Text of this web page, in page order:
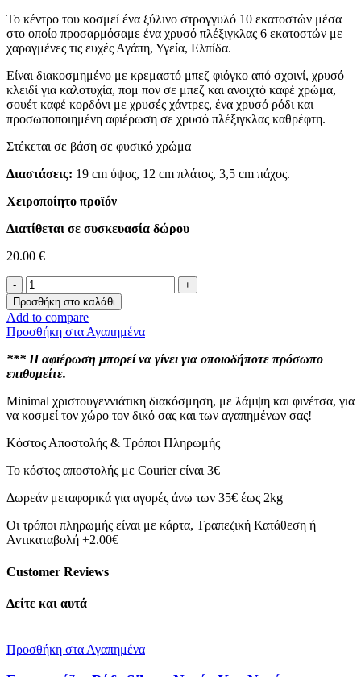
Το κέντρο του κοσμεί ένα ξύλινο στρογγυλό 10 εκατοστών μέσα
στο οποίο προσαρμόσαμε ένα χρυσό πλέξιγκλας 6 εκατοστών με
χαραγμένες τις ευχές Αγάπη, Υγεία, Ελπίδα.
Είναι διακοσμημένο με κρεμαστό μπεζ φιόγκο από σχοινί, χρυσό
κλειδί για καλοτυχία, πομ πον σε μπεζ και ανοιχτό καφέ χρώμα,
σουέτ καφέ κορδόνι με χρυσές χάντρες, ένα χρυσό ρόδι και
προσωποποιημένη αφιέρωση σε χρυσό πλέξιγκλας καθρέφτη.
Στέκεται σε βάση σε φυσικό χρώμα
Διαστάσεις: 19 cm ύψος, 12 cm πλάτος, 3,5 cm πάχος.
Χειροποίητο προϊόν
Διατίθεται σε συσκευασία δώρου
20.00 €
Επιτραπέζιο
Γούρι
-Ο
Κύκλος
Των
Ευχών-
ποσότητα
Προσθήκη στο καλάθι
Add to compare
Προσθήκη στα Αγαπημένα
*** Η αφιέρωση μπορεί να γίνει για οποιοδήποτε πρόσωπο
επιθυμείτε.
Minimal χριστουγεννιάτικη διακόσμηση, με λάμψη και φινέτσα, για
να κοσμεί τον χώρο τον δικό σας και των αγαπημένων σας!
Κόστος Αποστολής & Τρόποι Πληρωμής
Το κόστος αποστολής με Courier είναι 3€
Δωρεάν μεταφορικά για αγορές άνω των 35€ έως 2kg
Οι τρόποι πληρωμής είναι με κάρτα, Τραπεζική Κατάθεση ή
Αντικαταβολή +2.00€
Customer Reviews
Δείτε και αυτά
Προσθήκη στα Αγαπημένα